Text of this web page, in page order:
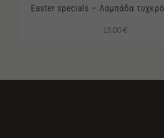
Easter specials – Λαμπάδα
15,00€